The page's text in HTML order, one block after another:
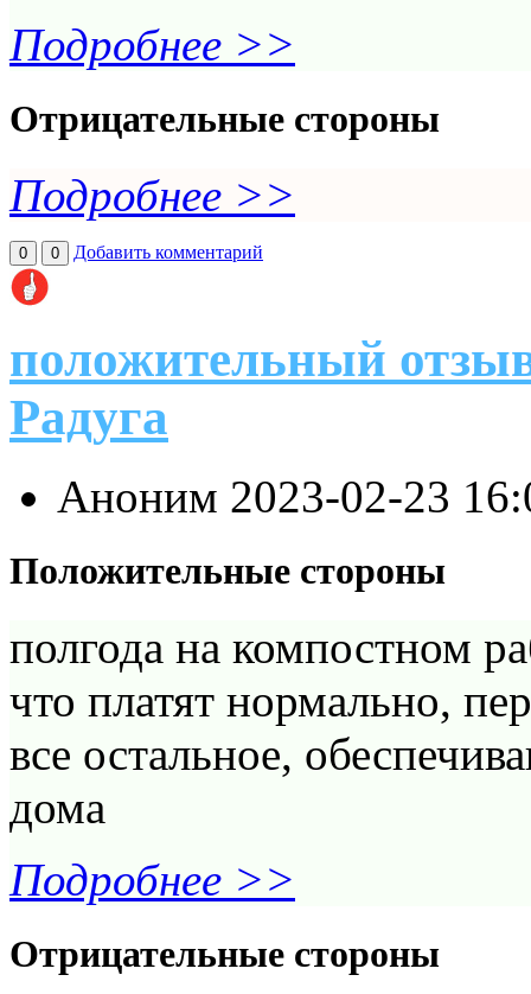
Подробнее >>
Отрицательные стороны
Подробнее >>
0 0 Добавить комментарий
положительный
Радуга
Аноним 2023-02-23
Положительные стороны
полгода на компостном
что платят нормально,
все остальное,
дома
Подробнее >>
Отрицательные стороны